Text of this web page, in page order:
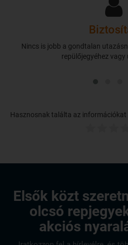
Nincs is jobb a gondtalan
repülőjegyéhez vagy
Hasznosnak találta az információkat
Elsők közt
olcsó
akciós